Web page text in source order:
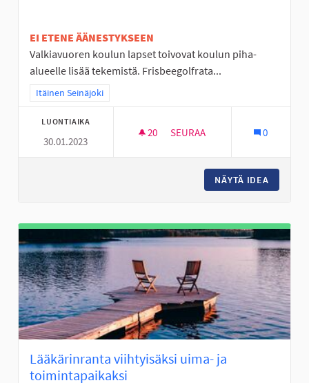
EI ETENE ÄÄNESTYKSEEN
Valkiavuoren koulun lapset toivovat koulun piha-
alueelle lisää tekemistä. Frisbeegolfrata...
Rajaa tulokset teeman mukaan: Itäinen Seinäjoki
Itäinen Seinäjoki
LUONTIAIKA
30.01.2023
20 20 SEURAAJAA
SEURAA 0
NÄYTÄ IDEA
Lääkärinranta viihtyisäksi uima- ja
toimintapaikaksi